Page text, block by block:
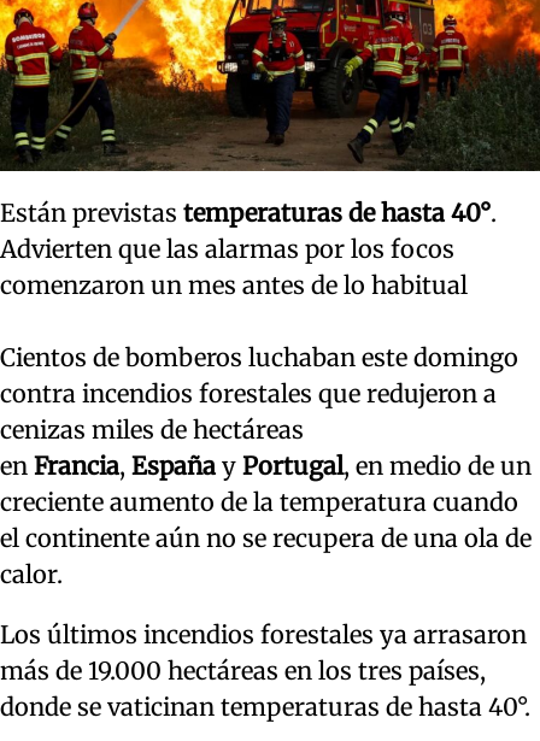
Están previstas temperaturas de hasta 40°.
Advierten que las alarmas por los focos
comenzaron un mes antes de lo habitual
Cientos de bomberos luchaban este domingo
contra incendios forestales que redujeron a
cenizas miles de hectáreas
en Francia, España y Portugal, en medio de un
creciente aumento de la temperatura cuando
el continente aún no se recupera de una ola de
calor.
Los últimos incendios forestales ya arrasaron
más de 19.000 hectáreas en los tres países,
donde se vaticinan temperaturas de hasta 40°.